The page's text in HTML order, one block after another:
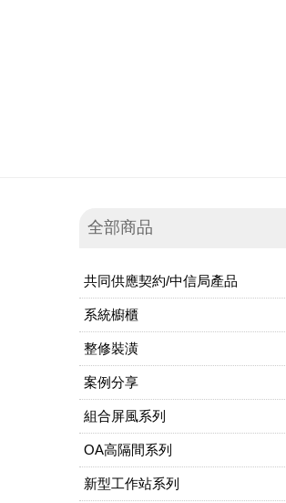
全部商品
共同供應契約/中信局產品
系統櫥櫃
整修裝潢
案例分享
組合屏風系列
OA高隔間系列
新型工作站系列